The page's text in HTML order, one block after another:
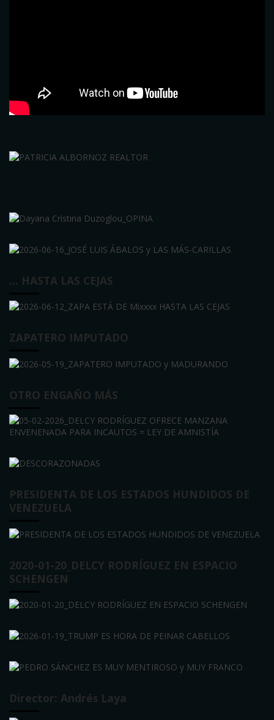
… HASTA LAS CEJAS
ZAPATERO IMPUTADO
OTRO ENGAÑO MÁS
PRESIDENTA DE LOS ESTADOS HUNDIDOS DE
VENEZUELA
2020-01-20_DELCY RODRÍGUEZ EN ESPACIO
SCHENGEN
Director: Andrés Laya